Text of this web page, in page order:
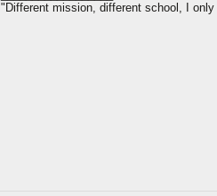
"Different mission, different school, I